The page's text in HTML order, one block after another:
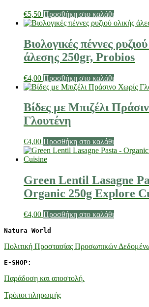
€5,50 Προσθήκη στο καλάθι
Βιολογικές πέννες
άλεσης 250gr, Probios
€4,00 Προσθήκη στο καλάθι
Βίδες με Μπιζέλι
Γλουτένη
€4,00 Προσθήκη στο καλάθι
Green Lentil Lasagne
Organic 250g Explore
€4,00 Προσθήκη στο καλάθι
Natura World
Πολιτική Προστασίας Προσωπικών
E-SHOP:
Παράδοση και αποστολή.
Τρόποι πληρωμής